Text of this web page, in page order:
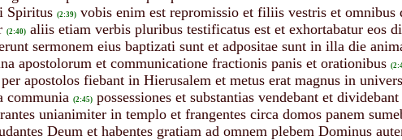
Spiritus (2:39) vobis enim est repromissio et filiis vestris et
(2:40) aliis etiam verbis pluribus testificatus est et exhortabatur eos
sermonem eius baptizati sunt et adpositae sunt in illa die
apostolorum et communicatione fractionis panis et orationibus
apostolos fiebant in Hierusalem et metus erat magnus in
communia (2:45) possessiones et substantias vendebant et
unianimiter in templo et frangentes circa domos panem
Deum et habentes gratiam ad omnem plebem Dominus